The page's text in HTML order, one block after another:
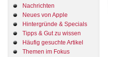
Nachrichten
Neues von Apple
Hintergründe & Specials
Tipps & Gut zu wissen
Häufig gesuchte Artikel
Themen im Fokus